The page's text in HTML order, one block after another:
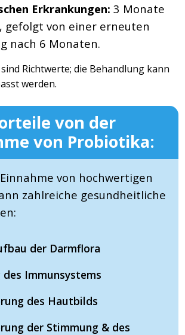
Erkrankungen: 3 Monate
gefolgt von einer erneuten
nach 6 Monaten.
Richtwerte; die Behandlung kann
werden.
von der
von Probiotika:
von hochwertigen
zahlreiche gesundheitliche
der Darmflora
des Immunsystems
des Hautbilds
der Stimmung & des